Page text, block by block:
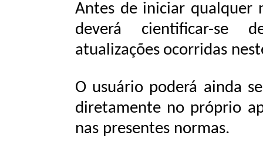
Antes de iniciar qualquer
deverá
cientificar-se
atualizações ocorridas
O usuário poderá ainda
diretamente no próprio
nas presentes normas.